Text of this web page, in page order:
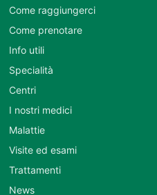
Come raggiungerci
Come prenotare
Info utili
Specialità
Centri
I nostri medici
Malattie
Visite ed esami
Trattamenti
News